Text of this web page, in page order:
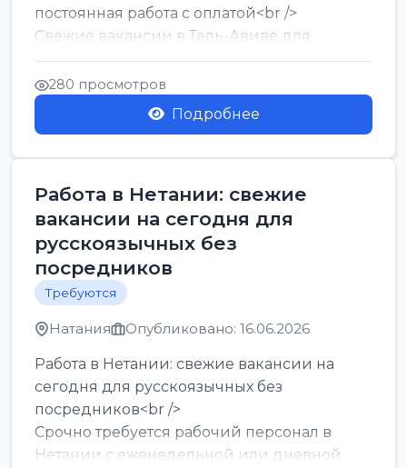
постоянная работа с оплатой<br />
Свежие вакансии в Тель-Авиве для
мужчин и женщин от хозя...
280 просмотров
Подробнее
Работа в Нетании: свежие
вакансии на сегодня для
русскоязычных без
посредников
Требуются
Натания Опубликовано: 16.06.2026
Работа в Нетании: свежие вакансии на
сегодня для русскоязычных без
посредников<br />
Срочно требуется рабочий персонал в
Нетании с еженедельной или дневной